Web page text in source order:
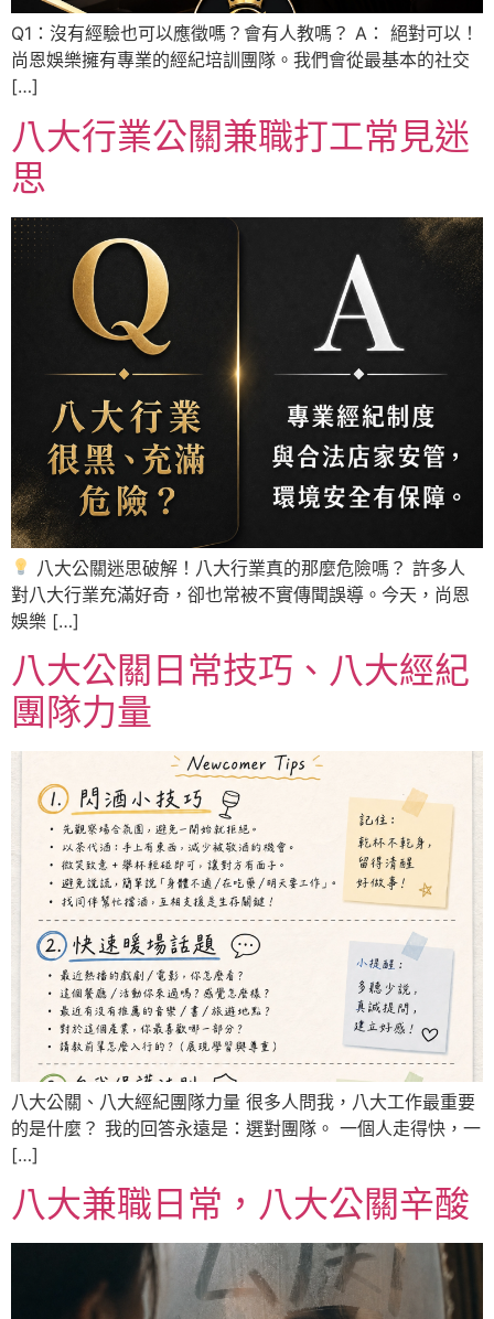
Q1：沒有經驗也可以應徵嗎？會有人教嗎？ A： 絕對可以！
尚恩娛樂擁有專業的經紀培訓團隊。我們會從最基本的社交
[…]
八大行業公關兼職打工常見迷
思
八大公關迷思破解！八大行業真的那麼危險嗎？ 許多人
對八大行業充滿好奇，卻也常被不實傳聞誤導。今天，尚恩
娛樂 […]
八大公關日常技巧、八大經紀
團隊力量
八大公關、八大經紀團隊力量 很多人問我，八大工作最重要
的是什麼？ 我的回答永遠是：選對團隊。 一個人走得快，一
[…]
八大兼職日常，八大公關辛酸